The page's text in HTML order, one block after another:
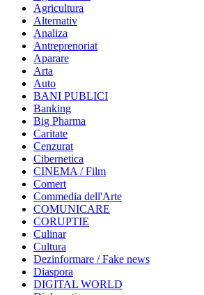
Agricultura
Alternativ
Analiza
Antreprenoriat
Aparare
Arta
Auto
BANI PUBLICI
Banking
Big Pharma
Caritate
Cenzurat
Cibernetica
CINEMA / Film
Comert
Commedia dell'Arte
COMUNICARE
CORUPTIE
Culinar
Cultura
Dezinformare / Fake news
Diaspora
DIGITAL WORLD